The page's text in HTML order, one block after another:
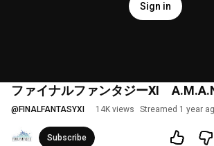
Sign in
ファイナルファンタジーXI
@ FINALFANTASYXI 14K views Streamed 1 year
Subscribe